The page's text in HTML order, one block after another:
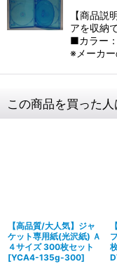
【商品説
アを収納
■カラー
※メーカ
この商品を買った
【高品質/大人気】ジャ
ケット専用紙(光沢紙) Ａ
４サイズ 300枚セット
[YCA4-135g-300]